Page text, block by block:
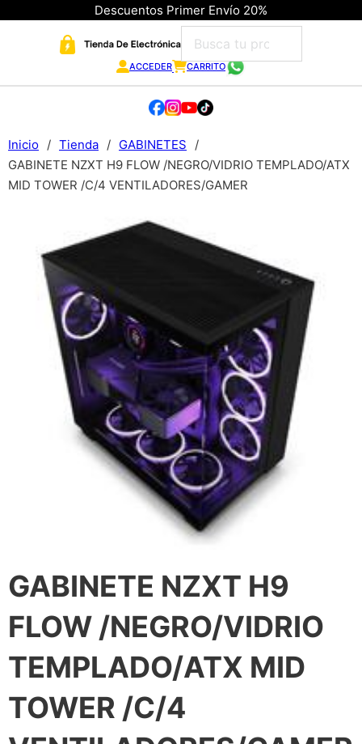
Descuentos Primer Envío 20%
ACCEDER CARRITO
Inicio / Tienda / GABINETES
/
GABINETE NZXT H9 FLOW /NEGRO/VIDRIO TEMPLADO/ATX
MID TOWER /C/4 VENTILADORES/GAMER
GABINETE NZXT H9
FLOW /NEGRO/VIDRIO
TEMPLADO/ATX MID
TOWER /C/4